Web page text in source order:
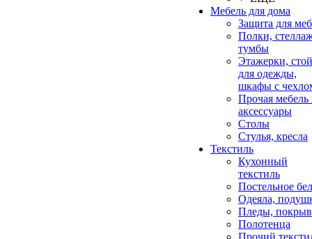
Мебель для дома
Защита для
Полки,
тумбы
Этажерки,
для одежды,
шкафы с
Прочая мебель
аксессуары
Столы
Стулья, кресла
Текстиль
Кухонный
текстиль
Постельное
Одеяла,
Пледы,
Полотенца
Прочий